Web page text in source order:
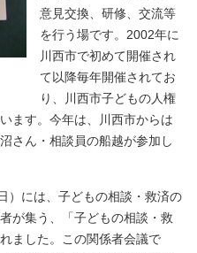
意見交換、研修、交流等
を行う場です。2002年に
川西市で初めて開催され
て以降毎年開催されてお
り、川西市子どもの人権
ます。今年は、川西市からは
さん・相談員の船越が参加し
には、子どもの相談・救済の
が集う、「子どもの相談・救
ました。この関係者会議で